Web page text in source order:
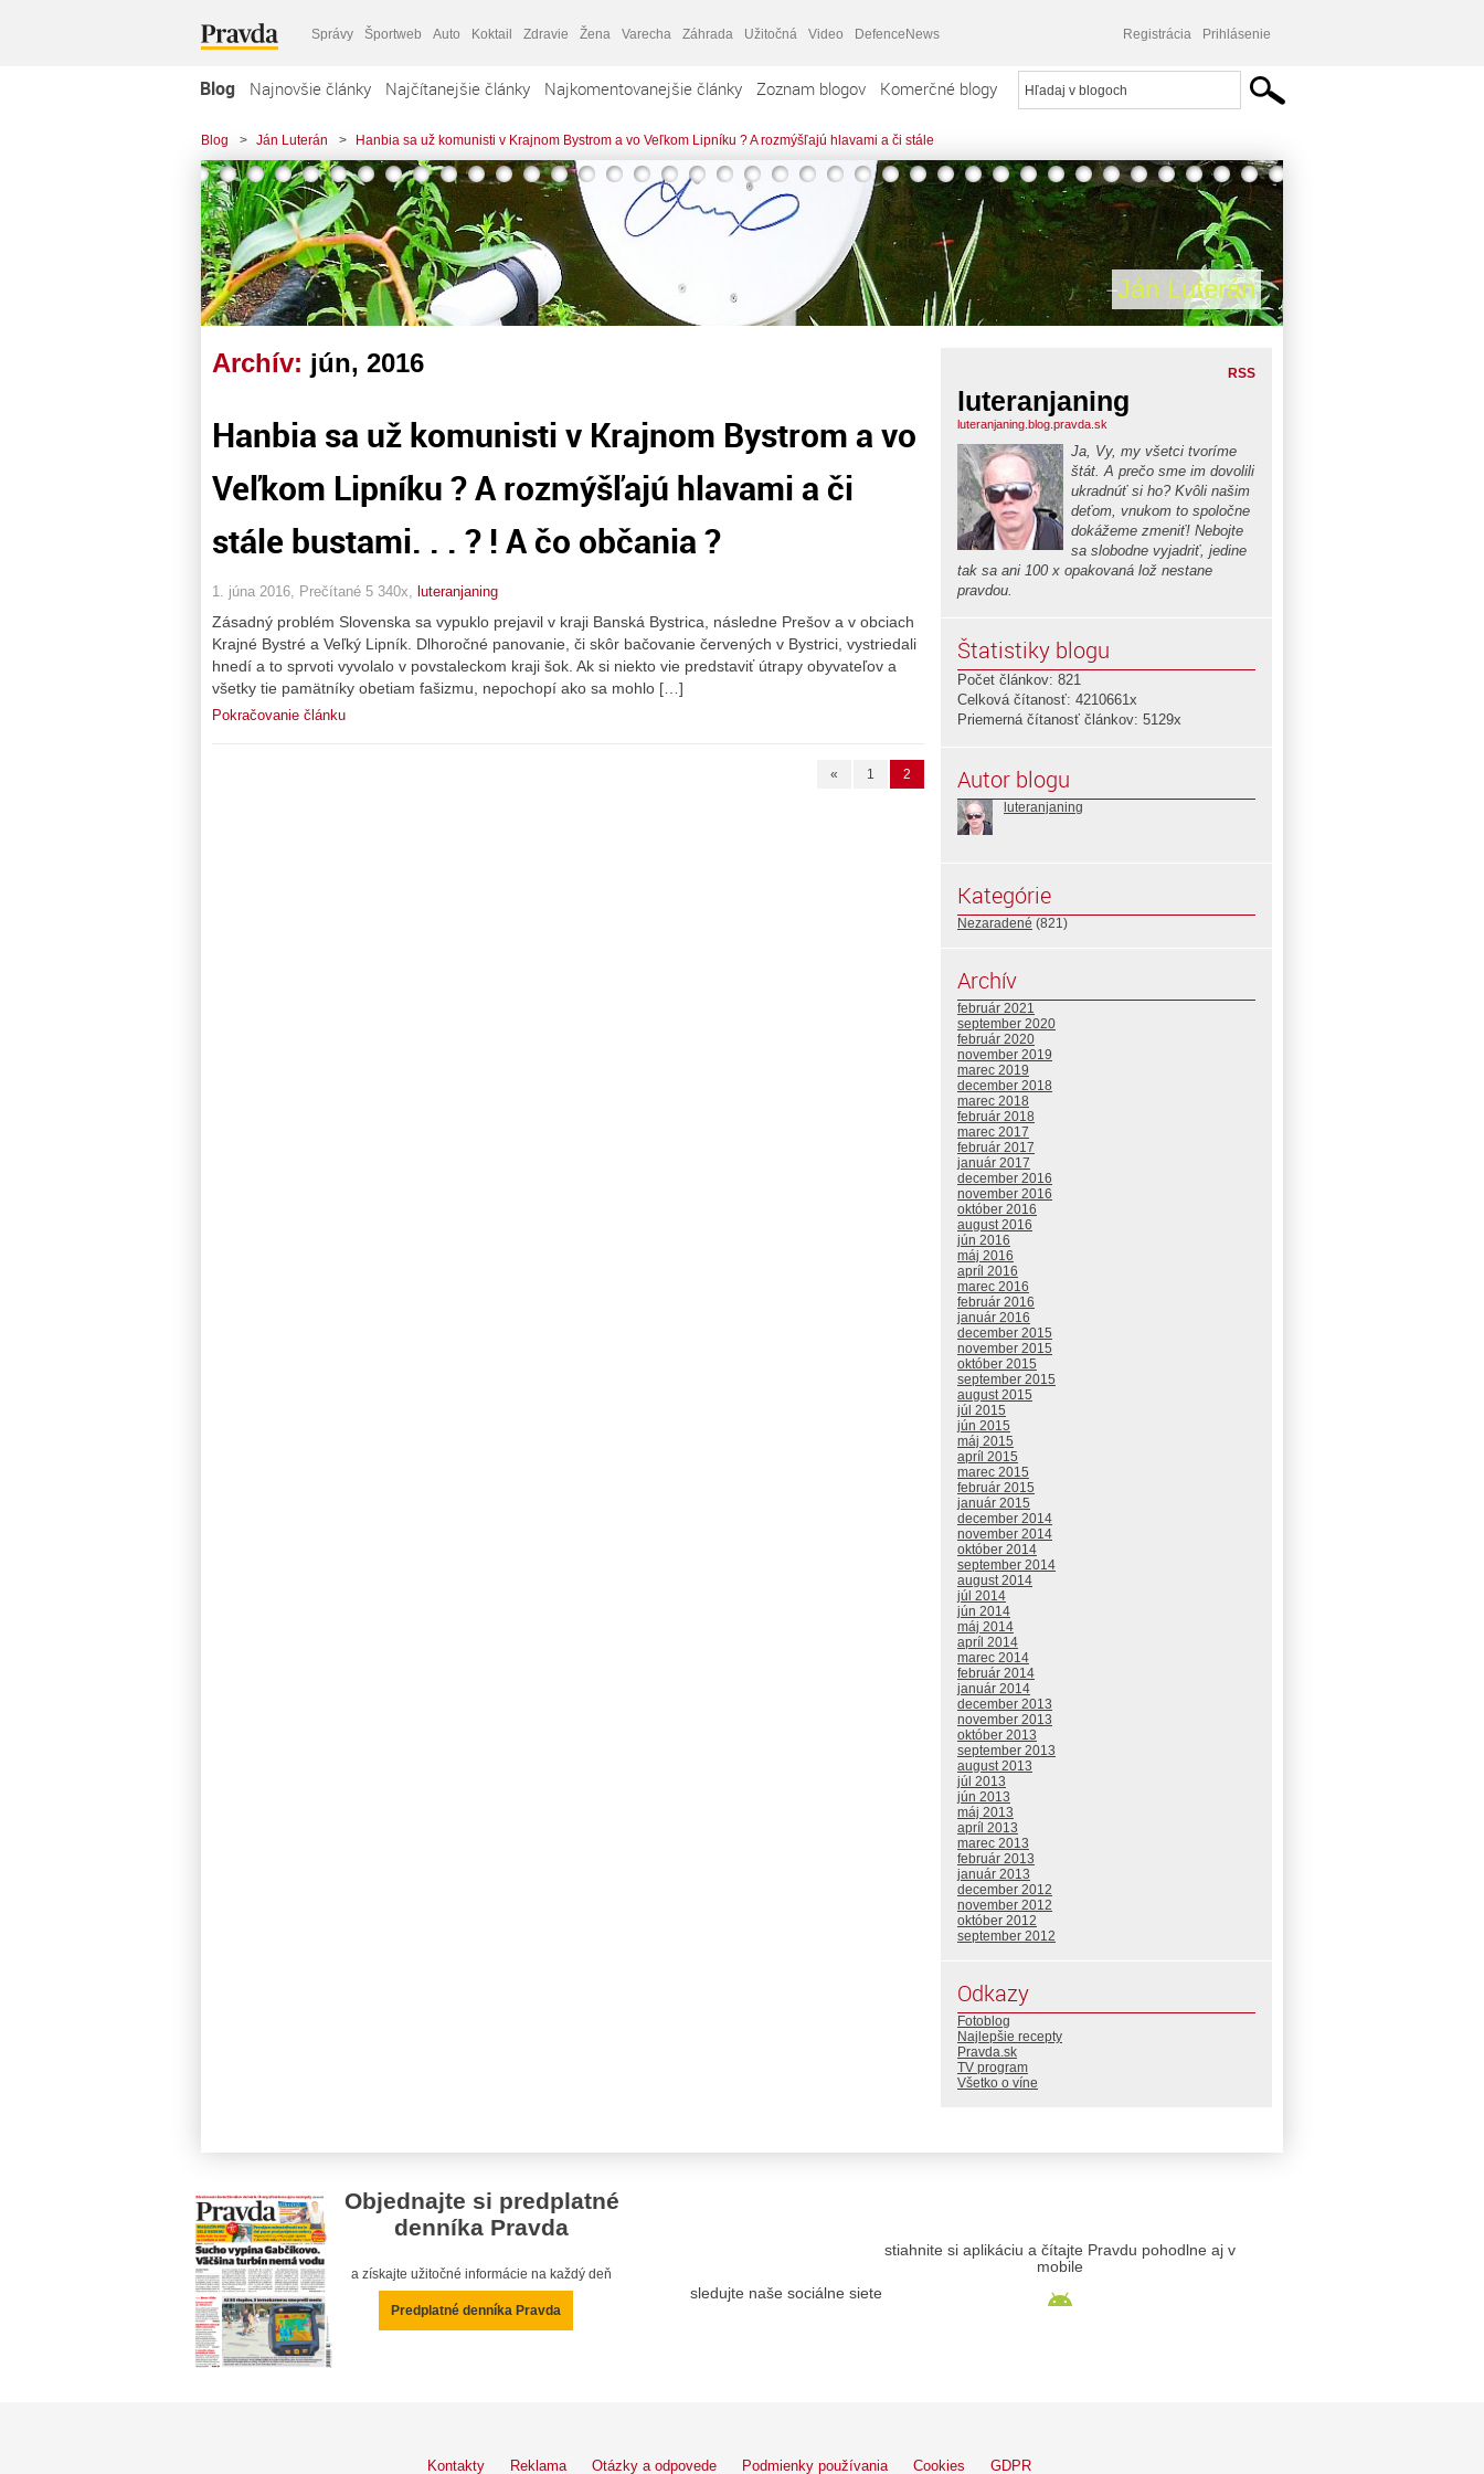
Správy Športweb Auto Koktail Zdravie Žena Varecha Záhrada Užitočná Video DefenceNews Registrácia Prihlásenie
Blog Najnovšie články Najčítanejšie články Najkomentovanejšie články Zoznam blogov Komerčné blogy
Blog > Ján Luterán > Hanbia sa už komunisti v Krajnom Bystrom a vo Veľkom Lipníku ? A rozmýšľajú hlavami a či stále
Ján Luterán
Archív: jún, 2016
Hanbia sa už komunisti v Krajnom Bystrom a vo
Veľkom Lipníku ? A rozmýšľajú hlavami a či
stále bustami. . . ? ! A čo občania ?
1. júna 2016, Prečítané 5 340x, luteranjaning
Zásadný problém Slovenska sa vypuklo prejavil v kraji Banská Bystrica, následne Prešov a v obciach
Krajné Bystré a Veľký Lipník. Dlhoročné panovanie, či skôr bačovanie červených v Bystrici, vystriedali
hnedí a to sprvoti vyvolalo v povstaleckom kraji šok. Ak si niekto vie predstaviť útrapy obyvateľov a
všetky tie pamätníky obetiam fašizmu, nepochopí ako sa mohlo […]
Pokračovanie článku
« 1 2
RSS
luteranjaning
luteranjaning.blog.pravda.sk
Ja, Vy, my všetci tvoríme
štát. A prečo sme im dovolili
ukradnúť si ho? Kvôli našim
deťom, vnukom to spoločne
dokážeme zmeniť! Nebojte
sa slobodne vyjadriť, jedine
tak sa ani 100 x opakovaná lož nestane
pravdou.
Štatistiky blogu
Počet článkov: 821
Celková čítanosť: 4210661x
Priemerná čítanosť článkov: 5129x
Autor blogu
luteranjaning
Kategórie
Nezaradené (821)
Archív
február 2021
september 2020
február 2020
november 2019
marec 2019
december 2018
marec 2018
február 2018
marec 2017
február 2017
január 2017
december 2016
november 2016
október 2016
august 2016
jún 2016
máj 2016
apríl 2016
marec 2016
február 2016
január 2016
december 2015
november 2015
október 2015
september 2015
august 2015
júl 2015
jún 2015
máj 2015
apríl 2015
marec 2015
február 2015
január 2015
december 2014
november 2014
október 2014
september 2014
august 2014
júl 2014
jún 2014
máj 2014
apríl 2014
marec 2014
február 2014
január 2014
december 2013
november 2013
október 2013
september 2013
august 2013
júl 2013
jún 2013
máj 2013
apríl 2013
marec 2013
február 2013
január 2013
december 2012
november 2012
október 2012
september 2012
Odkazy
Fotoblog
Najlepšie recepty
Pravda.sk
TV program
Všetko o víne
Objednajte si predplatné
denníka Pravda
a získajte užitočné informácie na každý deň
Predplatné denníka Pravda
sledujte naše sociálne siete
stiahnite si aplikáciu a čítajte Pravdu pohodlne aj v
mobile
Kontakty Reklama Otázky a odpovede Podmienky používania Cookies GDPR